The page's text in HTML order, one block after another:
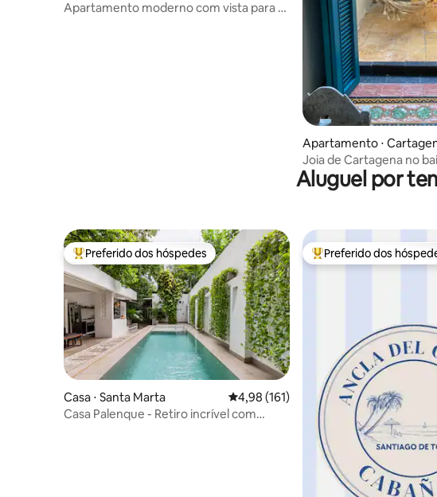
A
Apartamento moderno com vista para o
Apartamento ⋅
Joia de Cartagena no
Aluguel por
Entre os melhores preferidos dos hóspedes
Preferido dos hóspedes
Casa ⋅ Santa Marta 4,98 de uma avaliação média de 5, 161
4,98 (161)
Casa Palenque - Retiro incrível com
Entre os melhores
Preferido dos